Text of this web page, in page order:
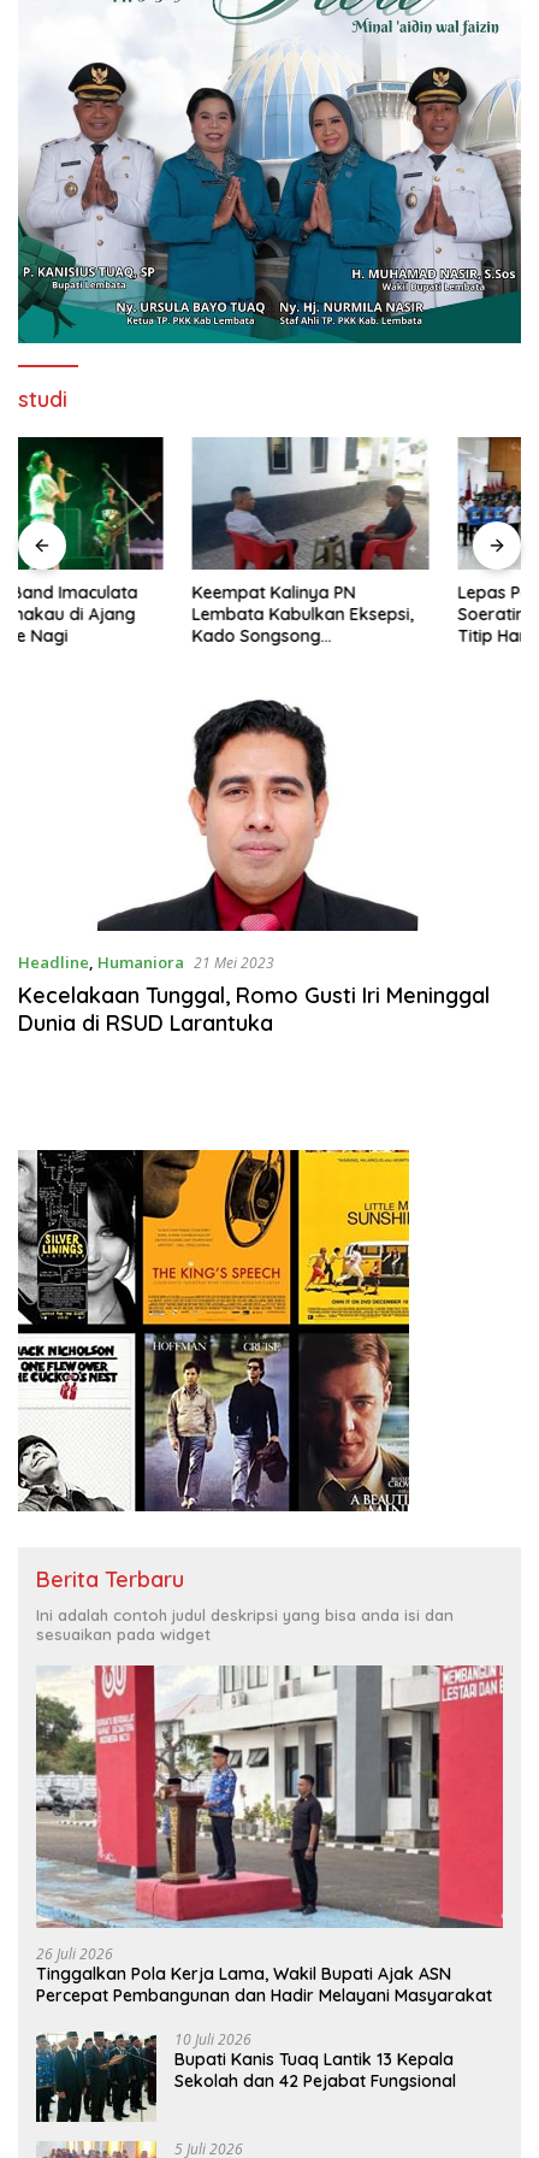
studi
Keempat Kalinya PN
Lembata Kabulkan Eksepsi,
Kado Songsong
Lepas Persebata U-17 ke
Soeratin Cup, Wakil Bupati
Titip Harapan dan Harga Diri
Headline Humaniora 21 Mei 2023
Kecelakaan Tunggal, Romo Gusti Iri Meninggal
Dunia di RSUD Larantuka
Berita Terbaru
Ini adalah contoh judul deskripsi yang bisa anda isi dan
sesuaikan pada widget
26 Juli 2026
Tinggalkan Pola Kerja Lama, Wakil Bupati Ajak ASN
Percepat Pembangunan dan Hadir Melayani Masyarakat
10 Juli 2026
Bupati Kanis Tuaq Lantik 13 Kepala
Sekolah dan 42 Pejabat Fungsional
5 Juli 2026